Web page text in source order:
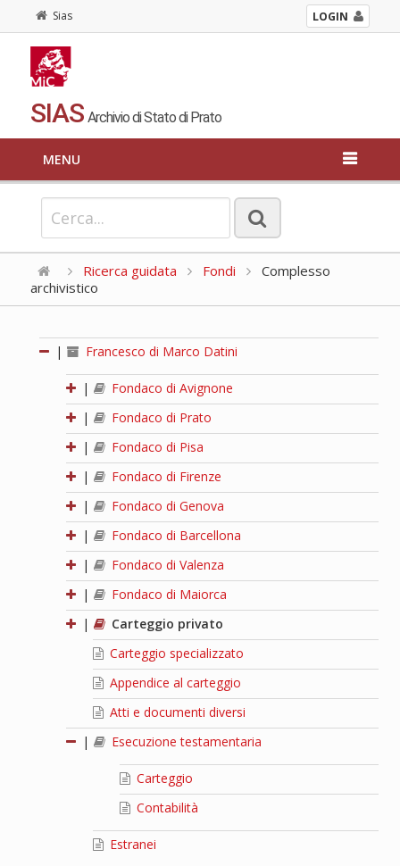
Sias LOGIN
SIAS Archivio di Stato di Prato
MENU
Ricerca guidata Fondi
Complesso
archivistico
| Francesco di Marco Datini
|
Fondaco di Avignone
|
Fondaco di Prato
|
Fondaco di Pisa
|
Fondaco di Firenze
|
Fondaco di Genova
|
Fondaco di Barcellona
|
Fondaco di Valenza
|
Fondaco di Maiorca
|
Carteggio privato
Carteggio specializzato
Appendice al carteggio
Atti e documenti diversi
|
Esecuzione testamentaria
Carteggio
Contabilità
Estranei